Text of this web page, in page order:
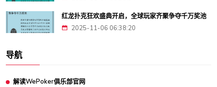
红龙扑克狂欢盛典开启，全球玩家齐聚争夺千万奖池
2025-11-06 06:38:20
导航
解读WePoker俱乐部官网